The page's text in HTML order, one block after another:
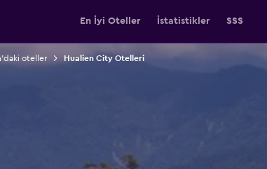
En İyi Oteller İstatistikler SSS
oteller Hualien City Otelleri